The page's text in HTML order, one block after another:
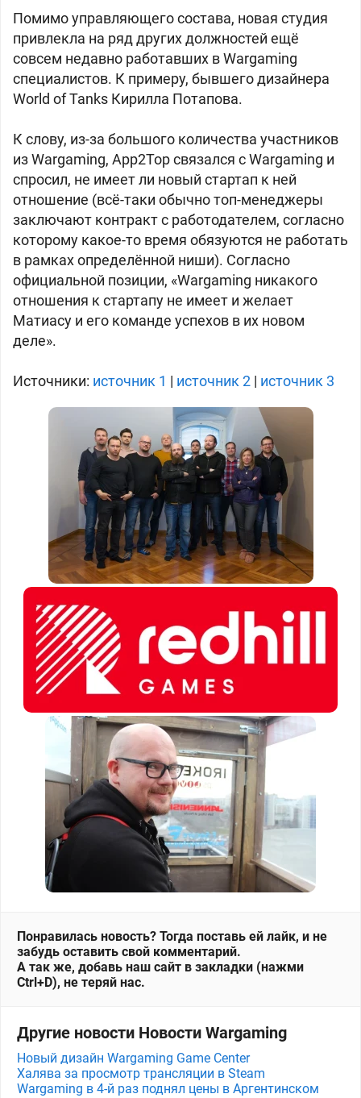
Помимо управляющего состава, новая студия
привлекла на ряд других должностей ещё
совсем недавно работавших в Wargaming
специалистов. К примеру, бывшего дизайнера
World of Tanks Кирилла Потапова.
К слову, из-за большого количества участников
из Wargaming, App2Top связался с Wargaming и
спросил, не имеет ли новый стартап к ней
отношение (всё-таки обычно топ-менеджеры
заключают контракт с работодателем, согласно
которому какое-то время обязуются не работать
в рамках определённой ниши). Согласно
официальной позиции, «Wargaming никакого
отношения к стартапу не имеет и желает
Матиасу и его команде успехов в их новом
деле».
Источники: источник 1 | источник 2 | источник 3
Понравилась новость? Тогда поставь ей лайк, и не
забудь оставить свой комментарий.
А так же, добавь наш сайт в закладки (нажми
Ctrl+D), не теряй нас.
Другие новости Новости Wargaming
Новый дизайн Wargaming Game Center
Халява за просмотр трансляции в Steam
Wargaming в 4-й раз поднял цены в Аргентинском